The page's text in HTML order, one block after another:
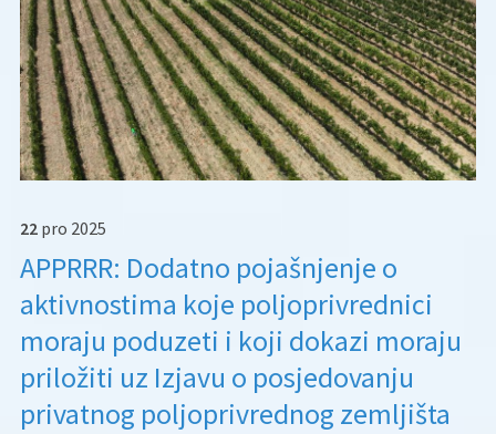
22 pro 2025
APPRRR: Dodatno pojašnjenje o
aktivnostima koje poljoprivrednici
moraju poduzeti i koji dokazi moraju
priložiti uz Izjavu o posjedovanju
privatnog poljoprivrednog zemljišta